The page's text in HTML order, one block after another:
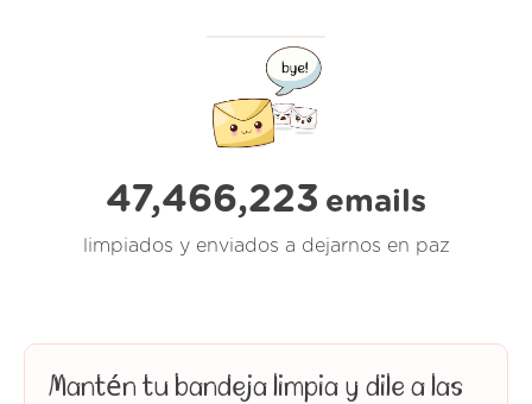
47,466,224 emails
limpiados y enviados a dejarnos en paz
Mantén tu bandeja limpia y dile a las